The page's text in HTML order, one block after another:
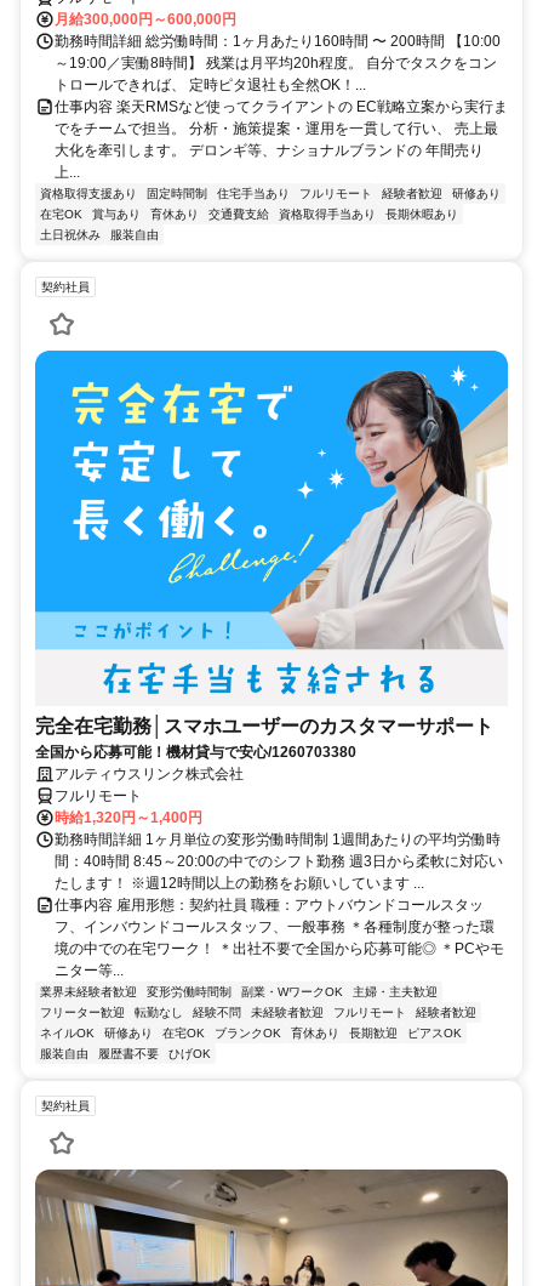
月給300,000円～600,000円
勤務時間詳細 総労働時間：1ヶ月あたり160時間 〜 200時間 【10:00
～19:00／実働8時間】 残業は月平均20h程度。 自分でタスクをコン
トロールできれば、 定時ピタ退社も全然OK！...
仕事内容 楽天RMSなど使ってクライアントの EC戦略立案から実行ま
でをチームで担当。 分析・施策提案・運用を一貫して行い、 売上最
大化を牽引します。 デロンギ等、ナショナルブランドの 年間売り
上...
資格取得支援あり 固定時間制 住宅手当あり フルリモート 経験者歓迎
研修あり
在宅OK
賞与あり 育休あり 交通費支給 資格取得手当あり
長期休暇あり
土日祝休み
服装自由
契約社員
完全在宅勤務│スマホユーザーのカスタマーサポート
全国から応募可能！機材貸与で安心/1260703380
アルティウスリンク株式会社
フルリモート
時給1,320円～1,400円
勤務時間詳細 1ヶ月単位の変形労働時間制 1週間あたりの平均労働時
間：40時間 8:45～20:00の中でのシフト勤務 週3日から柔軟に対応い
たします！ ※週12時間以上の勤務をお願いしています ...
仕事内容 雇用形態：契約社員 職種：アウトバウンドコールスタッ
フ、インバウンドコールスタッフ、一般事務 ＊各種制度が整った環
境の中での在宅ワーク！ ＊出社不要で全国から応募可能◎ ＊PCやモ
ニター等...
業界未経験者歓迎 変形労働時間制 副業・WワークOK
主婦・主夫歓迎
フリーター歓迎
転勤なし 経験不問 未経験者歓迎 フルリモート
経験者歓迎
ネイルOK
研修あり 在宅OK ブランクOK 育休あり 長期歓迎
ピアスOK
服装自由
履歴書不要 ひげOK
契約社員